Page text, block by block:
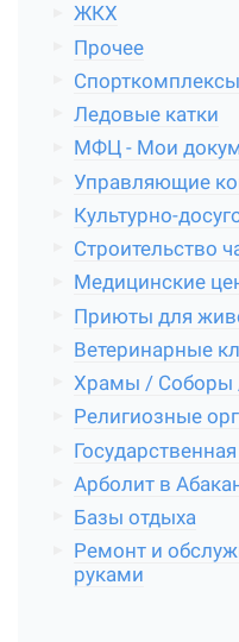
ЖКХ
Прочее
Спорткомплексы
Ледовые катки
МФЦ - Мои
Управляющие
Культурно-
Строительство
Медицинские
Приюты для
Ветеринарные
Храмы / Соборы
Религиозные
Арболит в
Базы отдыха
Ремонт и
руками